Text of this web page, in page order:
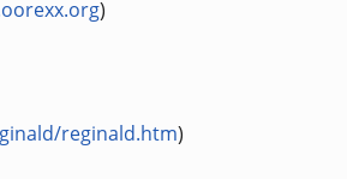
)
reginald.htm)